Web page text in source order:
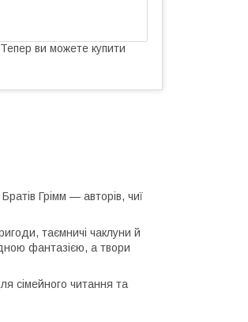
Тепер ви можете купити
Грімм — авторів, чиї
таємничі чаклуни й
фантазією, а твори
сімейного читання та